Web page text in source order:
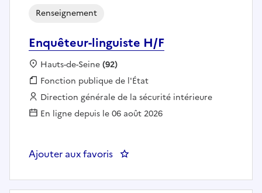
Enquêteur-linguiste H/F
Renseignement
Localisation :
Hauts-de-Seine(92)
Fonction publique :
Fonction publique de l'État
Employeur :
Direction générale de la sécurité intérieure
En ligne depuis le 06 août 2026
Ajouter aux favoris : Enquêteur-linguiste H/F